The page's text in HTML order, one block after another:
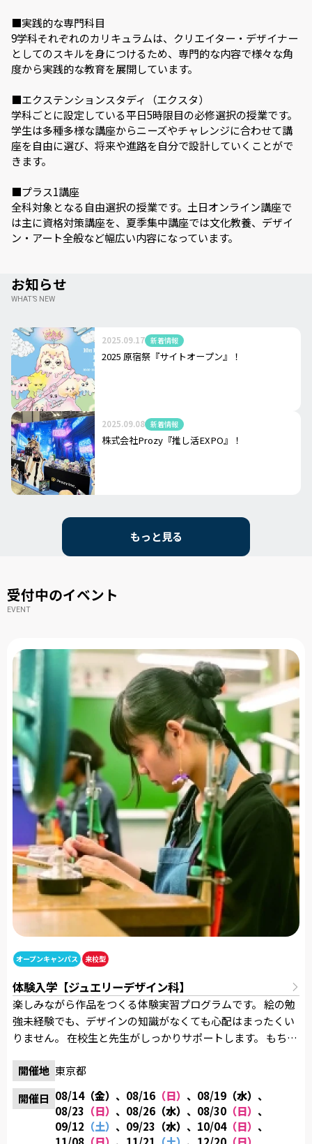
■実践的な専門科目
9学科それぞれのカリキュラムは、クリエイター・デザイナー
としてのスキルを身につけるため、専門的な内容で様々な角
度から実践的な教育を展開しています。
■エクステンションスタディ（エクスタ）
学科ごとに設定している平日5時限目の必修選択の授業です。
学生は多種多様な講座からニーズやチャレンジに合わせて講
座を自由に選び、将来や進路を自分で設計していくことがで
きます。
■プラス1講座
全科対象となる自由選択の授業です。土日オンライン講座で
は主に資格対策講座を、夏季集中講座では文化教養、デザイ
ン・アート全般など幅広い内容になっています。
お知らせ
WHAT’S NEW
2025.09.17 新着情報
2025 原宿祭『サイトオープン』！
2025.09.08 新着情報
株式会社Prozy『推し活EXPO』！
もっと見る
受付中のイベント
EVENT
オープンキャンパス 来校型
体験入学【ジュエリーデザイン科】
楽しみながら作品をつくる体験実習プログラムです。 絵の勉
強未経験でも、デザインの知識がなくても心配はまったくい
りません。 在校生と先生がしっかりサポートします。 もちろ
すべてお持ち帰りいただけます。 また、来校された方には
「卒業制作作品集」と「オリジナルグッズ」を進呈！ 【内
容】 体験実習／学校・学科説明／質問タイム／施設見学／入
学に関する個別相談など 【開催時間】 13：00～16：30 《当
日のタイムスケジュール例》 13:00 学校説明(日程により、総
開催地 東京都
開催日 08/14（金） 、08/16 （日） 、08/19 （水） 、
08/23 （日） 、08/26 （水） 、08/30 （日） 、
09/12 （土） 、09/23 （水） 、10/04（日） 、